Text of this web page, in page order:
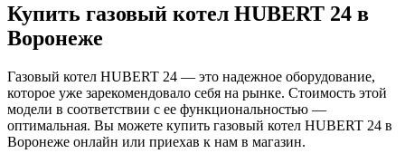
Купить газовый котел HUBERT 24 в
Воронеже
Газовый котел HUBERT 24 — это надежное оборудование,
которое уже зарекомендовало себя на рынке. Стоимость этой
модели в соответствии с ее функциональностью —
оптимальная. Вы можете купить газовый котел HUBERT 24 в
Воронеже онлайн или приехав к нам в магазин.